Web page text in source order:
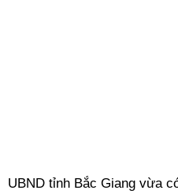
UBND tỉnh Bắc Giang vừa